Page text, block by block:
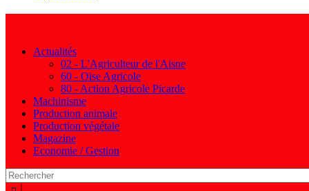
Actualités
02 - L'Agriculteur de l'Aisne
60 - Oise Agricole
80 - Action Agricole Picarde
Machinisme
Production animale
Production végétale
Magazine
Economie / Gestion